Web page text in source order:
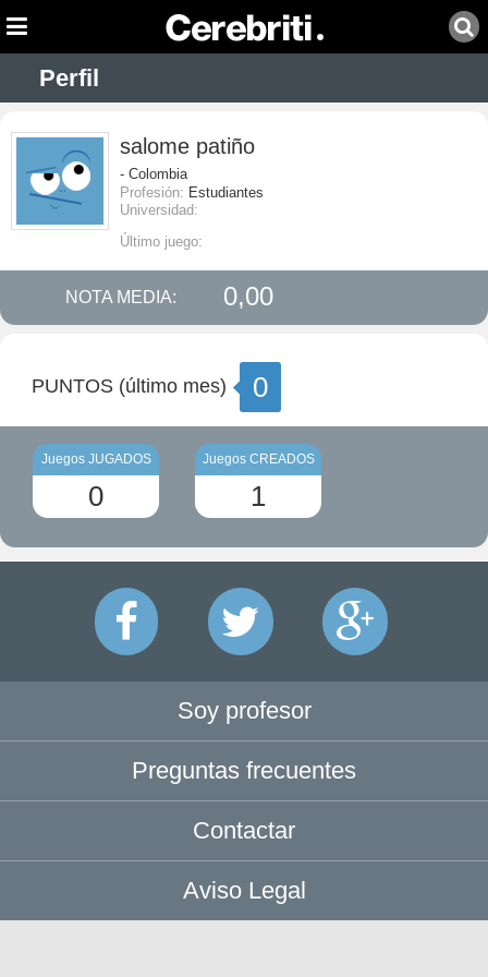
Perfil
salome patiño
- Colombia
Profesión: Estudiantes
Universidad:
Último juego:
NOTA MEDIA: 0,00
PUNTOS (último mes) 0
Juegos JUGADOS
0
Juegos CREADOS
1
Soy profesor
Preguntas frecuentes
Contactar
Aviso Legal